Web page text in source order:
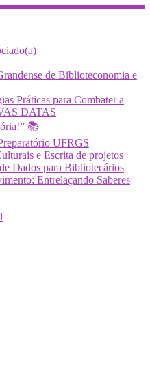
de Biblioteconomia e
Práticas para Combater a
DATAS
📚
UFRGS
e Escrita de projetos
Dados para Bibliotecários
Entrelaçando Saberes